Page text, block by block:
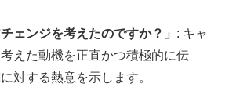
ェンジを考えたのですか？」 : キャ
えた動機を正直かつ積極的に伝
対する熱意を示します。